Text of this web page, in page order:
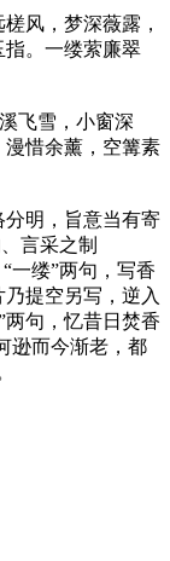
风，梦深薇露，
。一缕萦廉翠
飞雪，小窗深
惜余薰，空篝素
明，旨意当有寄
言采之制
一缕”两句，写香
提空另写，逆入
两句，忆昔日焚香
逊而今渐老，都